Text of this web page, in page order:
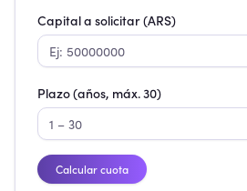
Capital a solicitar (ARS)
Plazo (años, máx.30)
Calcular cuota